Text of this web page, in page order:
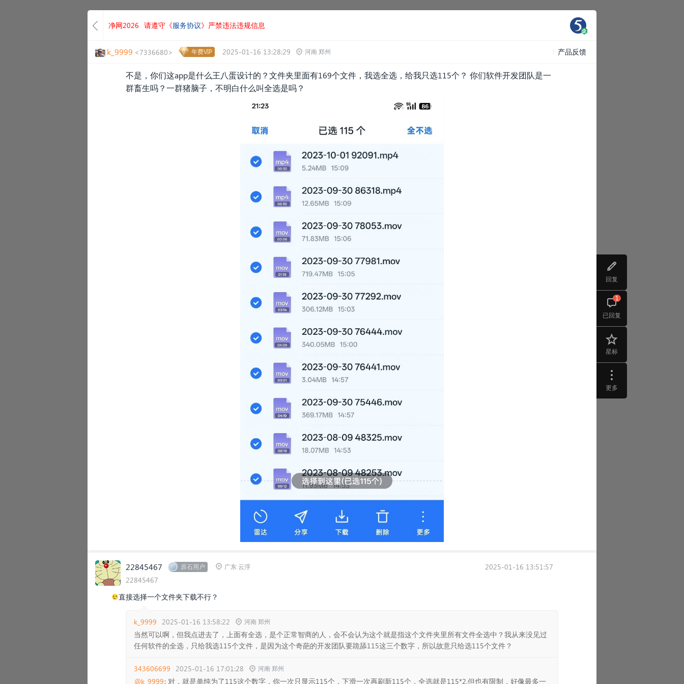
回复
已回复
1
星标
更多
净网2026 请遵守《服务协议》严禁违法违规信息
k_9999 <7336680> 年费VIP 2025-01-16 13:28:29 河南 郑州 产品反馈
不是，你们这app是什么王八蛋设计的？文件夹里面有169个文件，我选全选，给我只选115个？ 你们软件开发团队是一
群畜生吗？一群猪脑子，不明白什么叫全选是吗？
22845467 原石用户 广东 云浮
22845467
2025-01-16 13:51:57
😏直接选择一个文件夹下载不行？
k_9999 2025-01-16 13:58:22 河南 郑州
当然可以啊，但我点进去了，上面有全选，是个正常智商的人，会不会认为这个就是指这个文件夹里所有文件全选中？我从来没见过
任何软件的全选，只给我选115个文件，是因为这个奇葩的开发团队要跪舔115这三个数字，所以故意只给选115个文件？
343606699 2025-01-16 17:01:28 河南 郑州
@k_9999: 对，就是单纯为了115这个数字，你一次只显示115个，下滑一次再刷新115个，全选就是115*2,但也有限制，好像最多一